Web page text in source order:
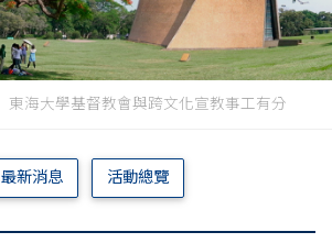
東海大學基督教會與跨文化宣教事工有分
最新消息 活動總覽